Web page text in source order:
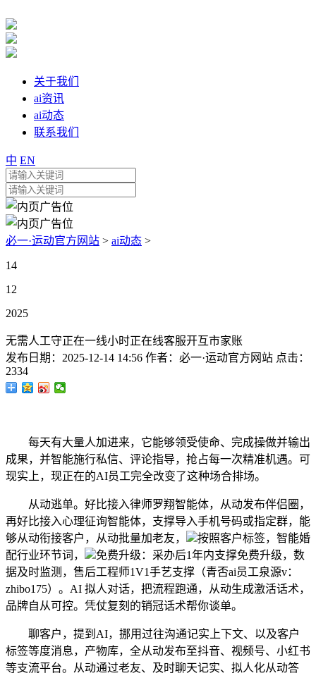
关于我们
ai资讯
ai动态
联系我们
中 EN
必一·运动官方网站 > ai动态 >
14
12
2025
无需人工守正在一线小时正在线客服开互市家账
发布日期： 2025-12-14 14:56 作者： 必一·运动官方网站 点击：
2334
每天有大量人加进来，它能够领受使命、完成操做并输出
成果，并智能施行私信、评论指导，抢占每一次精准机遇。可
现实上，现正在的AI员工完全改变了这种场合排场。
从动逃单。好比接入律师罗翔智能体，从动发布伴侣圈，
再好比接入心理征询智能体，支撑导入手机号码或指定群，能
够从动衔接客户，从动批量加老友，
按照客户标签，智能婚
配行业环节词，
免费升级：采办后1年内支撑免费升级，数
据及时监测，售后工程师1V1手艺支撑（青否ai员工泉源v：
zhibo175）。AI 拟人对话，把流程跑通，从动生成激活话术，
品牌自从可控。凭仗复刻的销冠话术帮你谈单。
聊客户，提到AI，挪用过往沟通记实上下文、以及客户
标签等度消息，产物库，全从动发布至抖音、视频号、小红书
等支流平台。从动通过老友、及时聊天记实、拟人化从动答